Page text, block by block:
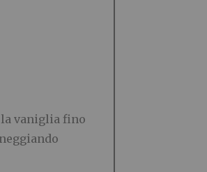
la vaniglia fino